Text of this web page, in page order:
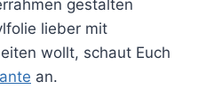
gestalten
lieber mit
wollt, schaut Euch
an.